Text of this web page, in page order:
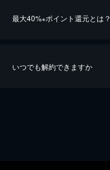
最大40%※ポイント還元とは？
いつでも解約できますか